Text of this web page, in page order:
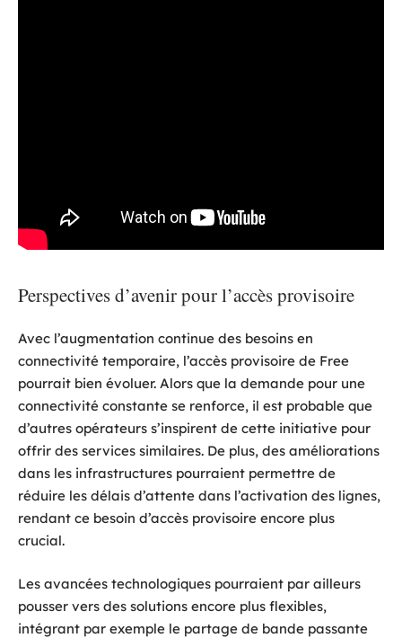
Perspectives d’avenir pour l’accès provisoire
Avec l’augmentation continue des besoins en
connectivité temporaire, l’accès provisoire de Free
pourrait bien évoluer. Alors que la demande pour une
connectivité constante se renforce, il est probable que
d’autres opérateurs s’inspirent de cette initiative pour
offrir des services similaires. De plus, des améliorations
dans les infrastructures pourraient permettre de
réduire les délais d’attente dans l’activation des lignes,
rendant ce besoin d’accès provisoire encore plus
crucial.
Les avancées technologiques pourraient par ailleurs
pousser vers des solutions encore plus flexibles,
intégrant par exemple le partage de bande passante